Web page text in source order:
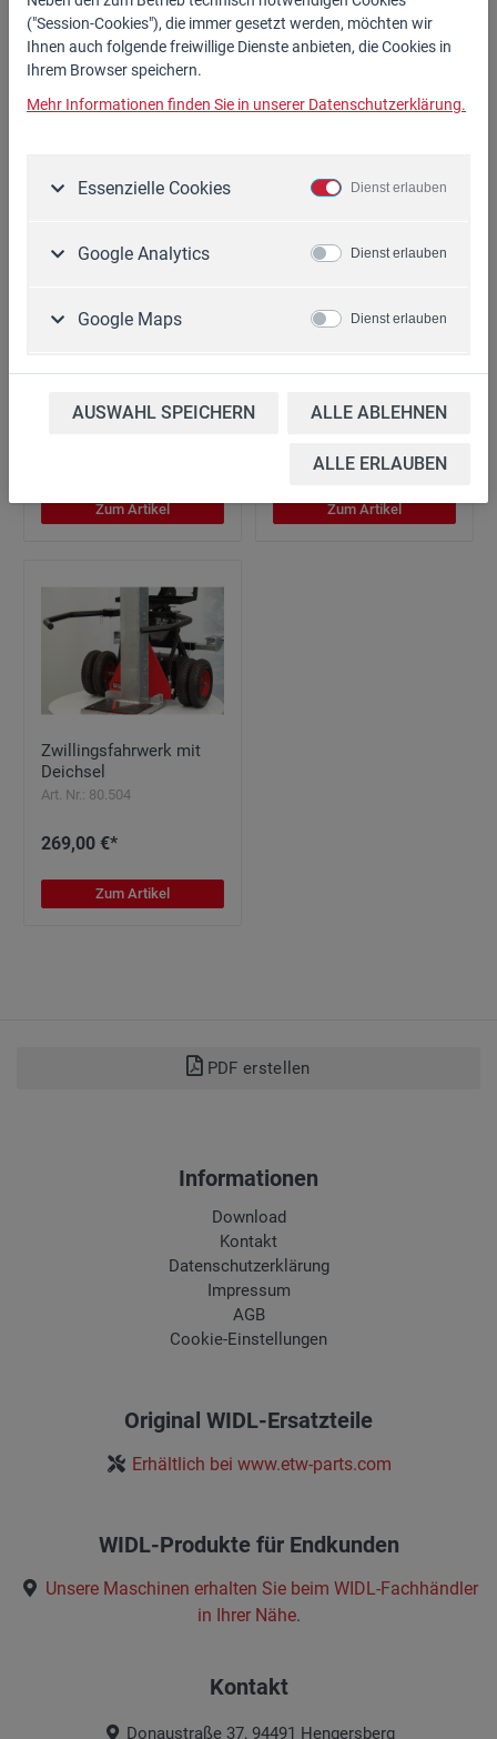
Art. Nr.: 80.505
199,00 €*
Art. Nr.: 26.015
Art. Nr.: 26.020
Zum Artikel
Art. Nr.: 80.502
369,00 €*
Zum Artikel
Zwillingsfahrwerk mit
Deichsel
Art. Nr.: 80.504
269,00 €*
Zum Artikel
PDF erstellen
Informationen
Download
Kontakt
Datenschutzerklärung
Impressum
AGB
Cookie-Einstellungen
Original WIDL-Ersatzteile
Erhältlich bei www.etw-parts.com
WIDL-Produkte für Endkunden
Unsere Maschinen erhalten Sie beim WIDL-Fachhändler
in Ihrer Nähe.
Kontakt
Donaustraße 37, 94491 Hengersberg
("Session-Cookies"), die immer gesetzt werden, möchten wir
Ihnen auch folgende freiwillige Dienste anbieten, die Cookies in
Ihrem Browser speichern.
Mehr Informationen finden Sie in unserer Datenschutzerklärung.
Essenzielle Cookies Dienst erlauben
Google Analytics Dienst erlauben
Google Maps Dienst erlauben
AUSWAHL SPEICHERN ALLE ABLEHNEN
ALLE ERLAUBEN